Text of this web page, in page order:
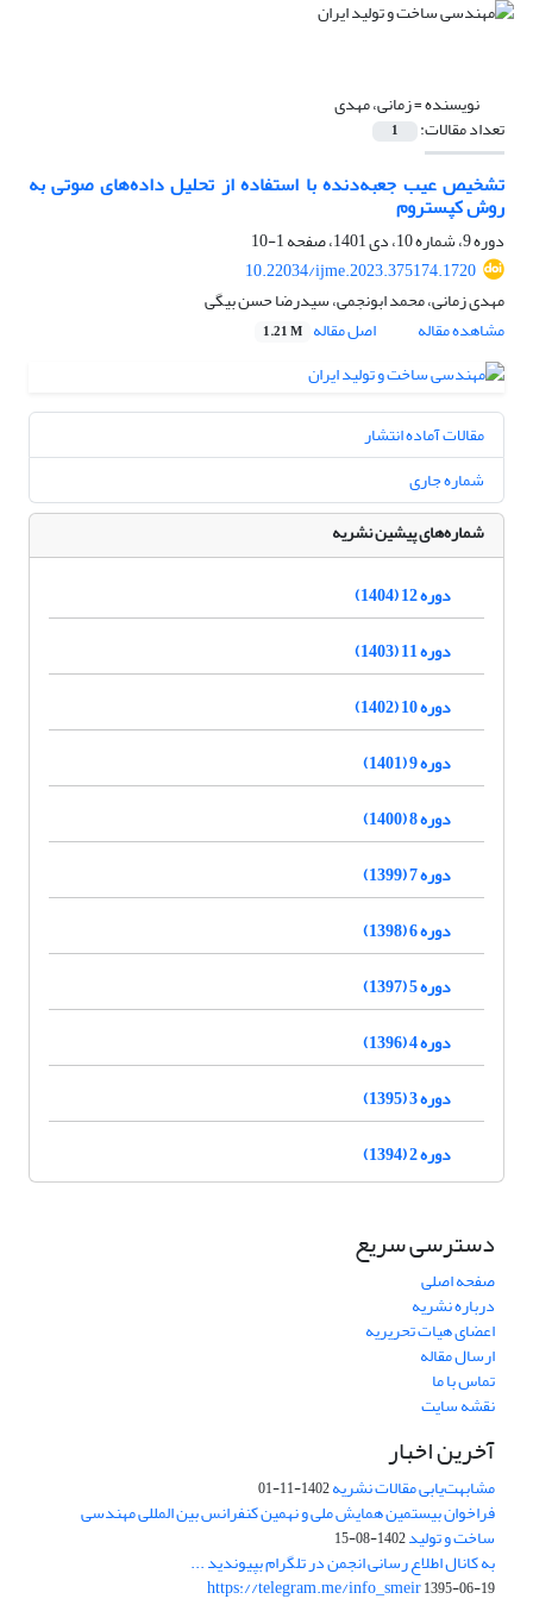
نویسنده =زمانی، مهدی
تعداد مقالات: 1
تشخیص عیب جعبه‌دنده با استفاده از تحلیل داده‌های صوتی به
روش کپستروم
دوره 9، شماره 10، دی 1401، صفحه
1-10
10.22034/ijme.2023.375174.1720
مهدی زمانی، محمد ابونجمی، سیدرضا حسن بیگی
مشاهده مقاله
اصل مقاله 1.21 M
مقالات آماده انتشار
شماره جاری
شماره‌های پیشین نشریه
دوره 12 (1404)
دوره 11 (1403)
دوره 10 (1402)
دوره 9 (1401)
دوره 8 (1400)
دوره 7 (1399)
دوره 6 (1398)
دوره 5 (1397)
دوره 4 (1396)
دوره 3 (1395)
دوره 2 (1394)
دسترسی سریع
صفحه اصلی
درباره نشریه
اعضای هیات تحریریه
ارسال مقاله
تماس با ما
نقشه سایت
آخرین اخبار
مشابهت‌یابی مقالات نشریه1402-11-01
فراخوان بیستمین همایش ملی و نهمین کنفرانس بین المللی مهندسی
ساخت و تولید1402-08-15
به کانال اطلاع رسانی انجمن در تلگرام بپیوندید ...
https://telegram.me/info_smeir1395-06-19